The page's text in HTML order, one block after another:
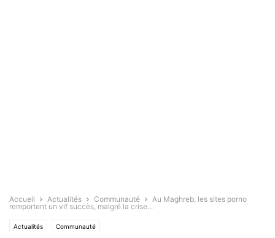
Accueil Actualités Communauté
Au Maghreb, les sites porno
remportent un vif succès, malgré la crise...
Actualités Communauté